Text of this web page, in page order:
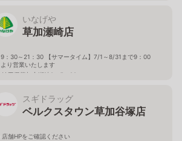
いなげや
草加瀬崎店
9：30～21：30 【サマータイム】7/1～8/31まで9：00
より営業いたします
埼玉県草加市瀬崎2－5－22
スギドラッグ
ベルクスタウン草加谷塚店
店舗HPをご確認ください